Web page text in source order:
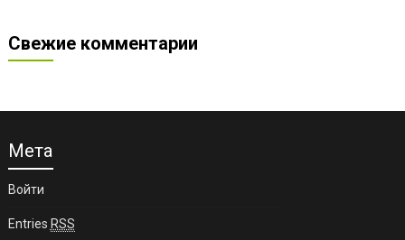
Свежие комментарии
Мета
Войти
Entries RSS